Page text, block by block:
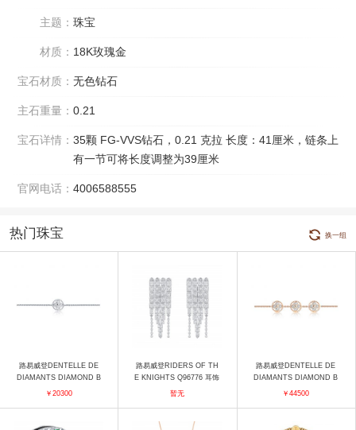
主题： 珠宝
材质： 18K玫瑰金
宝石材质： 无色钻石
主石重量： 0.21
宝石详情： 35颗 FG-VVS钻石，0.21 克拉 长度：41厘米，链条上
有一节可将长度调整为39厘米
官网电话： 4006588555
热门珠宝 换一组
路易威登DENTELLE DE
DIAMANTS DIAMOND B
LOSSOM Q95495 手镯
￥20300
路易威登RIDERS OF TH
E KNIGHTS Q96776 耳饰
暂无
路易威登DENTELLE DE
DIAMANTS DIAMOND B
LOSSOM Q95497 手镯
￥44500